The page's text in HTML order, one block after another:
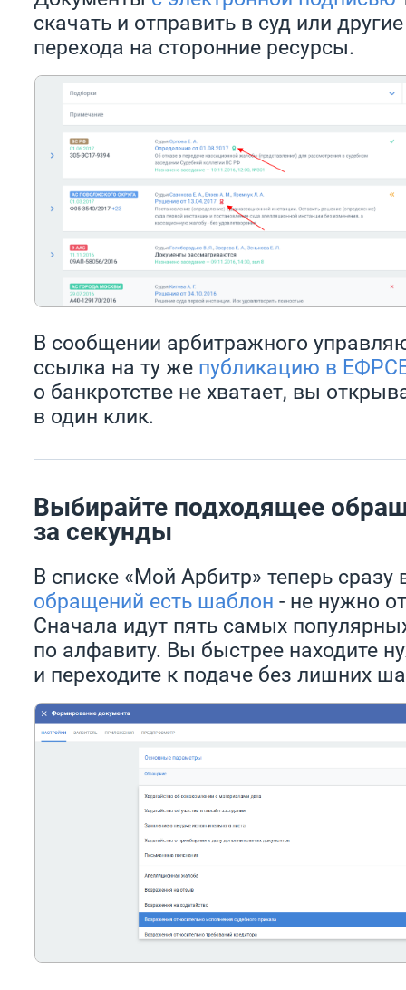
скачать и отправить в суд или
перехода на сторонние ресурсы.
В сообщении арбитражного
ссылка на ту же публикацию в
о банкротстве не хватает, вы
в один клик.
Выбирайте подходящее
за секунды
В списке «Мой Арбитр» теперь сразу
обращений есть шаблон - не нужно
Сначала идут пять самых
по алфавиту. Вы быстрее находите
и переходите к подаче без лишних